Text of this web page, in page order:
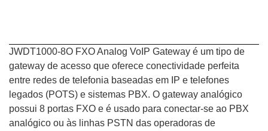
JWDT1000-8O FXO Analog VoIP Gateway é um tipo de
gateway de acesso que oferece conectividade perfeita
entre redes de telefonia baseadas em IP e telefones
legados (POTS) e sistemas PBX. O gateway analógico
possui 8 portas FXO e é usado para conectar-se ao PBX
analógico ou às linhas PSTN das operadoras de